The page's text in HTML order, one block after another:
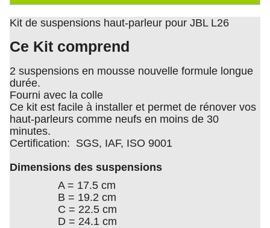
Kit de suspensions haut-parleur pour JBL L26
Ce Kit comprend
2 suspensions en mousse nouvelle formule longue
durée.
Fourni avec la colle
Ce kit est facile à installer et permet de rénover vos
haut-parleurs comme neufs en moins de 30
minutes.
Certification: SGS, IAF, ISO 9001
Dimensions des suspensions
A = 17.5 cm
B = 19.2 cm
C = 22.5 cm
D = 24.1 cm